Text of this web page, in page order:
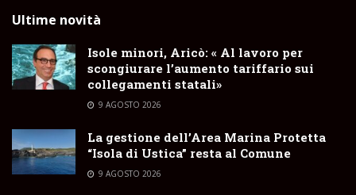
Ultime novità
Isole minori, Aricò: « Al lavoro per
scongiurare l’aumento tariffario sui
collegamenti statali»
9 AGOSTO 2026
La gestione dell’Area Marina Protetta
“Isola di Ustica” resta al Comune
9 AGOSTO 2026